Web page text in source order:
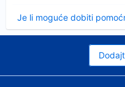
Je li moguće dobiti